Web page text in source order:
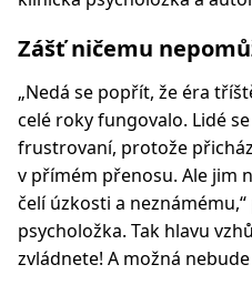
Zášť ničemu
„Nedá se popřít, že éra
celé roky fungovalo. Lidé
frustrovaní, protože
v přímém přenosu. Ale jim
čelí úzkosti a
psycholožka. Tak hlavu
zvládnete! A možná